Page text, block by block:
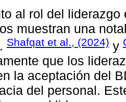
al rol del
muestran una
Shafqat et al., (2024) y
que los
la aceptación del
del personal.